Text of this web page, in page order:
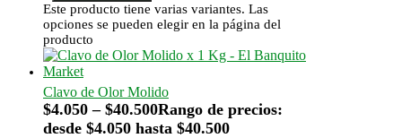
Este producto tiene varias variantes. Las
opciones se pueden elegir en la página del
producto
Clavo de Olor Molido
$4.050 – $40.500Rango de precios:
desde $4.050 hasta $40.500